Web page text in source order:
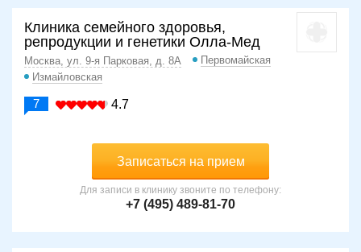
Клиника семейного здоровья,
репродукции и генетики Олла-Мед
Москва, ул. 9-я Парковая, д. 8А
Первомайская
Измайловская
7 4.7
Записаться на прием
Для записи в клинику звоните по телефону:
+7 (495) 489-81-70